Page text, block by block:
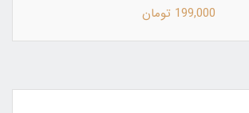
199,000 تومان